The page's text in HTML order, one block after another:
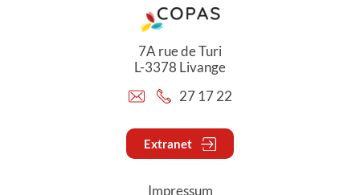
7A rue de Turi
L-3378 Livange
27 17 22
Extranet
Impressum